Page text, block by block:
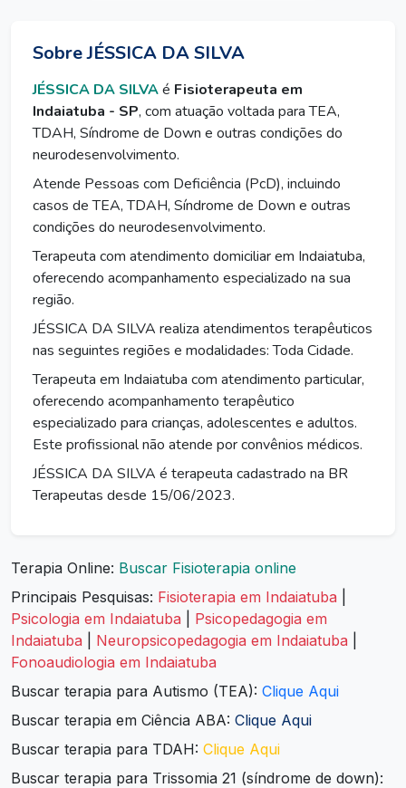
Sobre JÉSSICA DA SILVA
JÉSSICA DA SILVAé Fisioterapeuta em
Indaiatuba - SP, com atuação voltada para TEA,
TDAH, Síndrome de Down e outras condições do
neurodesenvolvimento.
Atende Pessoas com Deficiência (PcD), incluindo
casos de TEA, TDAH, Síndrome de Down e outras
condições do neurodesenvolvimento.
Terapeuta com atendimento domiciliar em Indaiatuba,
oferecendo acompanhamento especializado na sua
região.
JÉSSICA DA SILVA realiza atendimentos terapêuticos
nas seguintes regiões e modalidades: Toda Cidade.
Terapeuta em Indaiatuba com atendimento particular,
oferecendo acompanhamento terapêutico
especializado para crianças, adolescentes e adultos.
Este profissional não atende por convênios médicos.
JÉSSICA DA SILVA é terapeuta cadastrado na BR
Terapeutas desde 15/06/2023.
Terapia Online: Buscar Fisioterapia online
Principais Pesquisas: Fisioterapia em Indaiatuba
Psicologia em Indaiatuba
Psicopedagogia em
Indaiatuba
Neuropsicopedagogia em Indaiatuba
Fonoaudiologia em Indaiatuba
Buscar terapia para Autismo (TEA): Clique Aqui
Buscar terapia em Ciência ABA: Clique Aqui
Buscar terapia para TDAH: Clique Aqui
Buscar terapia para Trissomia 21 (síndrome de down):